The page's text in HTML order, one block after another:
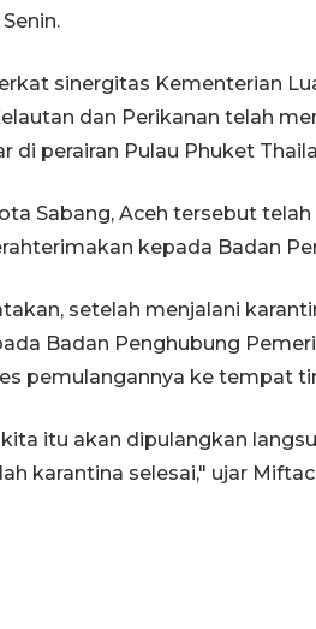
sinergitas Kementerian
dan Perikanan telah
di perairan Pulau Phuket
Sabang, Aceh tersebut
kepada Badan
setelah menjalani
Badan Penghubung
pemulangannya ke tempat
itu akan dipulangkan
karantina selesai," ujar